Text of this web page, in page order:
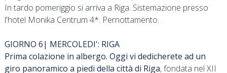
In tardo pomeriggio si arriva a Riga. Sistemazione presso
l'hotel Monika Centrum 4*. Pernottamento.
GIORNO 6| MERCOLEDI': RIGA
Prima colazione in albergo. Oggi vi dedicherete ad un
giro panoramico a piedi della città di Riga, fondata nel XII